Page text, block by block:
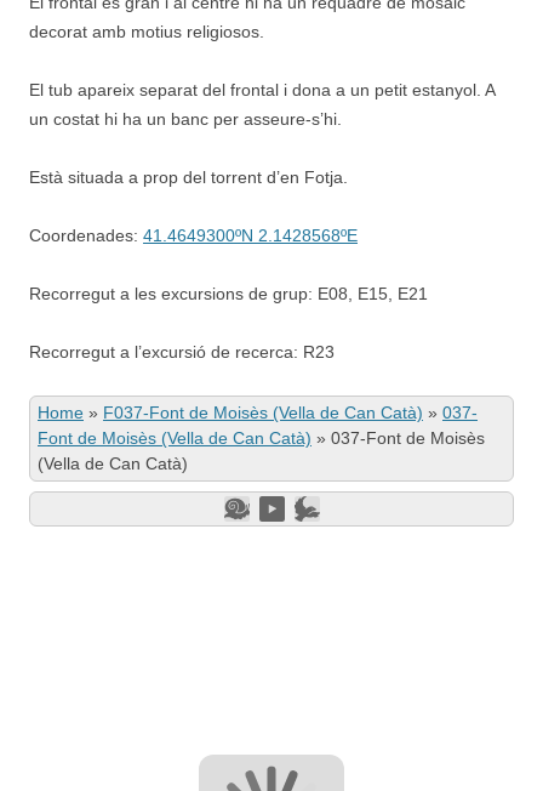
decorat amb motius religiosos.
El tub apareix separat del frontal i dona a un petit estanyol. A
un costat hi ha un banc per asseure-s’hi.
Està situada a prop del torrent d’en Fotja.
Coordenades: 41.4649300ºN 2.1428568ºE
Recorregut a les excursions de grup: E08, E15, E21
Recorregut a l’excursió de recerca: R23
Home » F037-Font de Moisès (Vella de Can Catà) » 037-
Font de Moisès (Vella de Can Catà) » 037-Font de Moisès
(Vella de Can Catà)